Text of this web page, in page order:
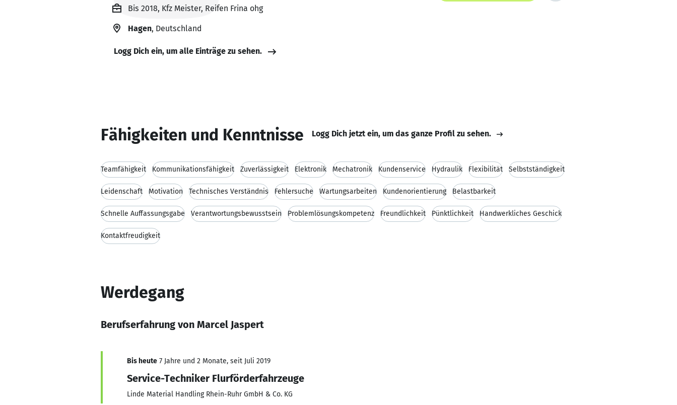
Bis 2018, Kfz Meister, Reifen Frina ohg
Hagen, Deutschland
Logg Dich ein, um alle Einträge zu sehen.
Fähigkeiten und Kenntnisse Logg Dich jetzt ein, um das ganze Profil zu sehen.
Teamfähigkeit Kommunikationsfähigkeit Zuverlässigkeit Elektronik Mechatronik Kundenservice Hydraulik Flexibilität Selbstständigkeit
Leidenschaft Motivation Technisches Verständnis Fehlersuche Wartungsarbeiten Kundenorientierung Belastbarkeit
Schnelle Auffassungsgabe Verantwortungsbewusstsein Problemlösungskompetenz Freundlichkeit Pünktlichkeit Handwerkliches Geschick
Kontaktfreudigkeit
Werdegang
Berufserfahrung von Marcel Jaspert
Bis heute 7 Jahre und 2 Monate, seit Juli 2019
Service-Techniker Flurförderfahrzeuge
Linde Material Handling Rhein-Ruhr GmbH & Co. KG